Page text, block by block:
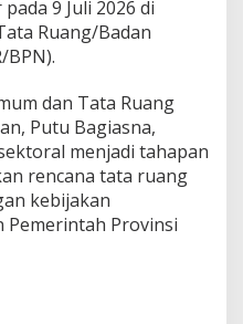
9 Juli 2026 di
Ruang/Badan
BPN).
dan Tata Ruang
Putu Bagiasna,
menjadi tahapan
rencana tata ruang
kebijakan
Provinsi